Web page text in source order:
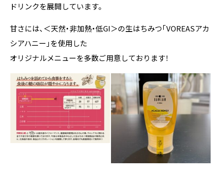
ドリンクを展開しています。
甘さには、＜天然・非加熱・低GI＞の生はちみつ「VOREASアカ
シアハニー」を使用した
オリジナルメニューを多数ご用意しております！